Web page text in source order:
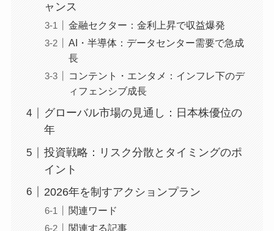
ャンス
金融セクター：金利上昇で収益爆発
AI・半導体：データセンター需要で急成
長
コンテント・エンタメ：インフレ下のデ
ィフェンシブ成長
グローバル市場の見通し：日本株優位の
年
投資戦略：リスク分散とタイミングのポ
イント
2026年を制すアクションプラン
関連ワード
関連する記事